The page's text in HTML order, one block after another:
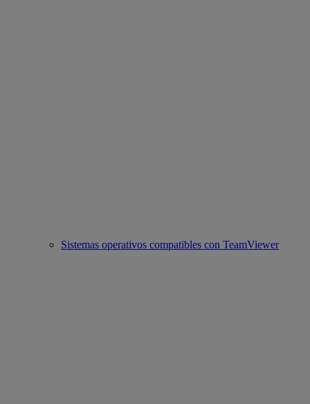
Sistemas operativos compatibles con TeamViewer